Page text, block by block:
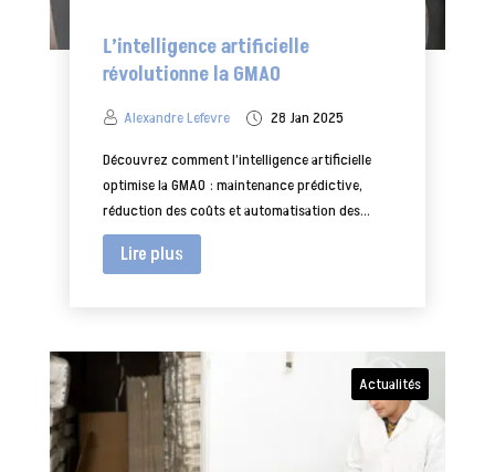
L’intelligence artificielle
révolutionne la GMAO
Alexandre Lefevre
28 Jan 2025
Découvrez comment l’intelligence artificielle
optimise la GMAO : maintenance prédictive,
réduction des coûts et automatisation des...
Lire plus
Actualités